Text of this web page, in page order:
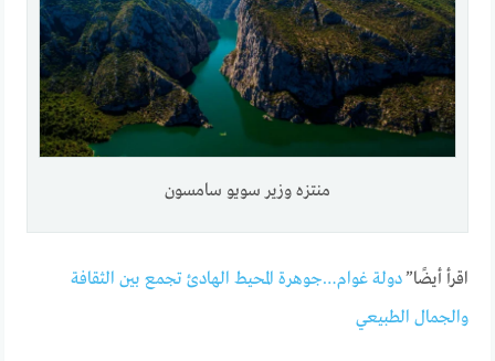
منتزه وزير سويو سامسون
اقرأ أيضًا”دولة غوام…جوهرة المحيط الهادئ تجمع بين الثقافة
والجمال الطبيعي